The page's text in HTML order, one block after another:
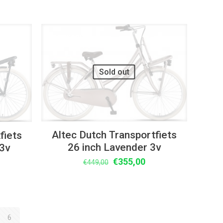
€449,00.€355,00.
Sold out
Altec Dutch Transportfiets
26 inch Lavender 3v
€449,00 Oorspronkelijke
€355,00Huidige
6